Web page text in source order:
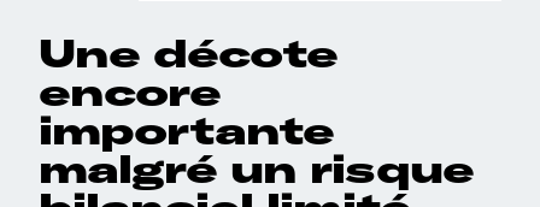
Une décote
encore
importante
malgré un risque